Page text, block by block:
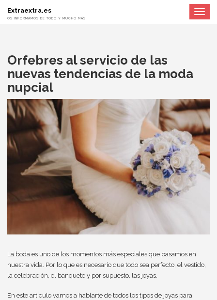
Toggle
Extraextra.es
OS INFORMAMOS DE TODO Y MUCHO MÁS
Orfebres al servicio de las
nuevas tendencias de la moda
nupcial
La boda es uno de los momentos más especiales que pasamos en
nuestra vida. Por lo que es necesario que todo sea perfecto, el vestido,
la celebración, el banquete y por supuesto, las joyas.
En este artículo vamos a hablarte de todos los tipos de joyas para